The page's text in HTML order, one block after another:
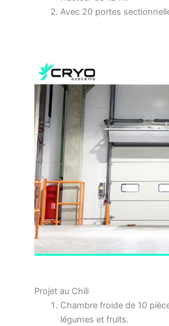
Avec 20 portes
Projet au Chili
Chambre froide de 10
légumes et fruits.